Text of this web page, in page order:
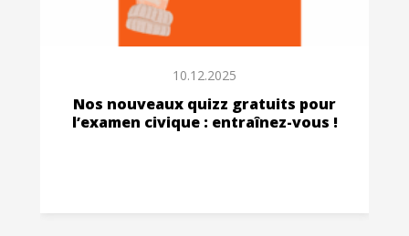
10.12.2025
Nos nouveaux quizz gratuits pour
l’examen civique : entraînez-vous !